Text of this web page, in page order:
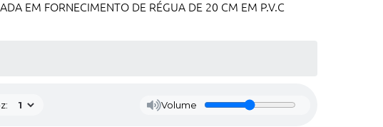
EM FORNECIMENTO DE RÉGUA DE 20 CM EM P.V.C
Volume